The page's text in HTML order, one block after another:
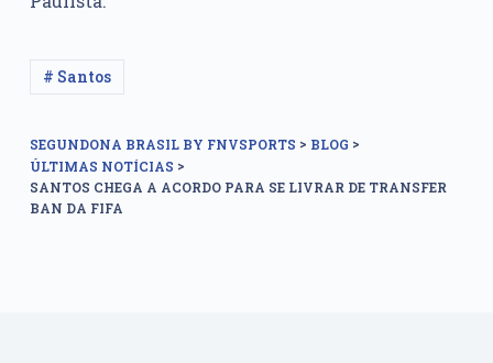
# Santos
SEGUNDONA BRASIL BY FNVSPORTS > BLOG >
ÚLTIMAS NOTÍCIAS >
SANTOS CHEGA A ACORDO PARA SE LIVRAR DE TRANSFER
BAN DA FIFA